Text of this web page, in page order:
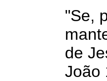
"Se,
de
João